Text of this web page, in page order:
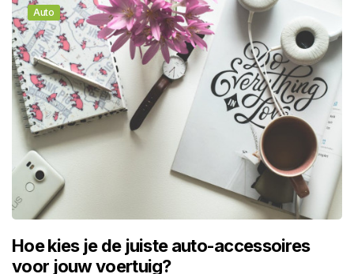
Auto
Hoe kies je de juiste auto-accessoires
voor jouw voertuig?